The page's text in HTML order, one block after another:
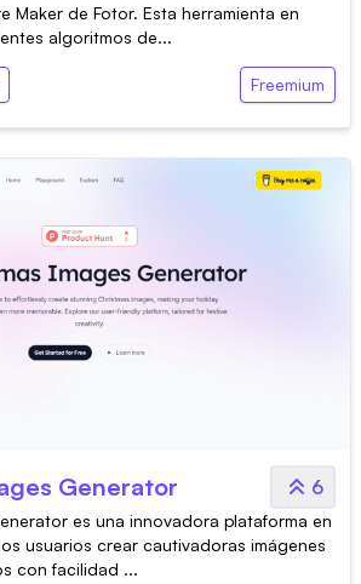
Maker de Fotor. Esta herramienta en
algoritmos de...
Freemium
Generator 6
es una innovadora plataforma en
usuarios crear cautivadoras imágenes
con facilidad ...